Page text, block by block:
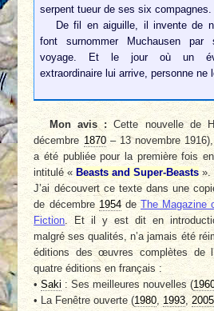
serpent tueur de ses six compagnes.
De fil en aiguille, il invente de
font surnommer Muchausen par
voyage. Et le jour où un
extraordinaire lui arrive, personne ne
Mon avis : Cette nouvelle de
décembre 1870– 13 novembre
a été publiée pour la première fois en
intitulé « Beasts and Super-Beasts ».
J’ai découvert ce texte dans une
de décembre 1954de The Magazine
Fiction . Et il y est dit en
malgré ses qualités, n’a jamais été
éditions des œuvres complètes de
quatre éditions en français :
•Saki : Ses meilleures nouvelles (
• La Fenêtre ouverte (1980 1993,2005